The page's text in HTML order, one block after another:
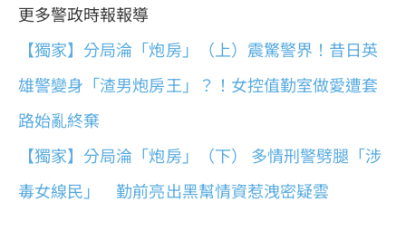
更多警政時報報導
【獨家】分局淪「炮房」（上）震驚警界！昔日英
雄警變身「渣男炮房王」？！女控值勤室做愛遭套
路始亂終棄
【獨家】分局淪「炮房」（下） 多情刑警劈腿「涉
毒女線民」 勤前亮出黑幫情資惹洩密疑雲